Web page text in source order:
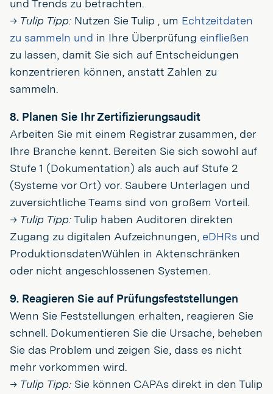
und Trends zu betrachten.
→ Tulip Tipp: Nutzen Sie Tulip , um Echtzeitdaten
zu sammeln und in Ihre Überprüfung einfließen
zu lassen, damit Sie sich auf Entscheidungen
konzentrieren können, anstatt Zahlen zu
sammeln.
8. Planen Sie Ihr Zertifizierungsaudit
Arbeiten Sie mit einem Registrar zusammen, der
Ihre Branche kennt. Bereiten Sie sich sowohl auf
Stufe 1 (Dokumentation) als auch auf Stufe 2
(Systeme vor Ort) vor. Saubere Unterlagen und
zuversichtliche Teams sind von großem Vorteil.
→ Tulip Tipp:Tulip haben Auditoren direkten
Zugang zu digitalen Aufzeichnungen, eDHRs und
ProduktionsdatenWühlen in Aktenschränken
oder nicht angeschlossenen Systemen.
9. Reagieren Sie auf Prüfungsfeststellungen
Wenn Sie Feststellungen erhalten, reagieren Sie
schnell. Dokumentieren Sie die Ursache, beheben
Sie das Problem und zeigen Sie, dass es nicht
mehr vorkommen wird.
→ Tulip Tipp: Sie können CAPAs direkt in den Tulip